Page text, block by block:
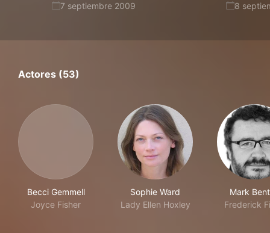
7 septiembre 2009
8
Actores (53)
Becci Gemmell
Joyce Fisher
Sophie Ward
Lady Ellen Hoxley
Mark
Frederick